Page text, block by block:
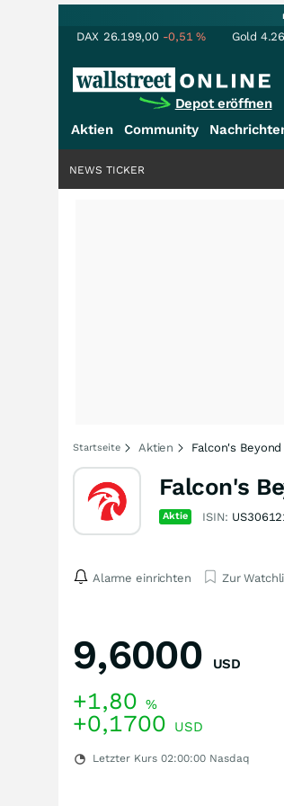
DAX 26.199,00 -0,51% Gold
Depot eröffnen
Aktien Community
NEWS TICKER
Startseite Aktien Falcon's
Falcon's
Aktie ISIN:
Alarme einrichten Zur
9,6000 USD
+1,80 %
+0,1700 USD
Letzter Kurs 02:00:00 Nasdaq